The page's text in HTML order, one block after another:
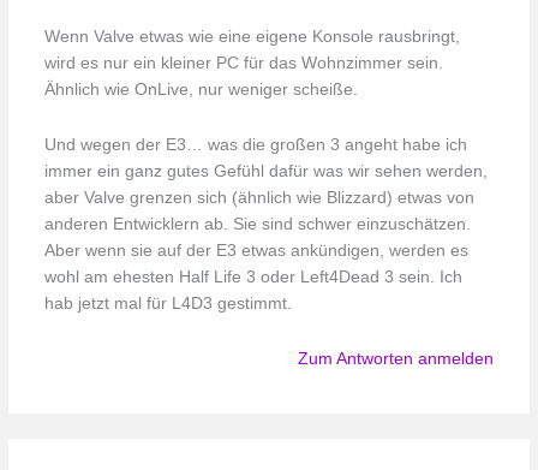
Wenn Valve etwas wie eine eigene Konsole rausbringt,
wird es nur ein kleiner PC für das Wohnzimmer sein.
Ähnlich wie OnLive, nur weniger scheiße.
Und wegen der E3… was die großen 3 angeht habe ich
immer ein ganz gutes Gefühl dafür was wir sehen werden,
aber Valve grenzen sich (ähnlich wie Blizzard) etwas von
anderen Entwicklern ab. Sie sind schwer einzuschätzen.
Aber wenn sie auf der E3 etwas ankündigen, werden es
wohl am ehesten Half Life 3 oder Left4Dead 3 sein. Ich
hab jetzt mal für L4D3 gestimmt.
Zum Antworten anmelden